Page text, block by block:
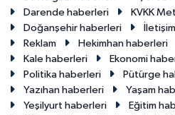
Darende haberleri
KVKK
Doğanşehir haberleri
İletişim
Reklam
Hekimhan haberleri
Kale haberleri
Ekonomi
Politika haberleri
Pütürge
Yazıhan haberleri
Yaşam
Yeşilyurt haberleri
Eğitim